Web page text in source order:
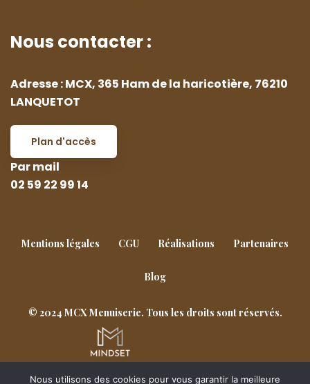
Nous contacter :
Adresse : MCX, 365 Ham de la haricotière, 76210
LANQUETOT
Plan d'accès
Par mail
02 59 22 99 14
Mentions légales CGU Réalisations Partenaires
Blog
© 2024 MCX Menuiserie. Tous les droits sont réservés.
Nous utilisons des cookies pour vous garantir la meilleure